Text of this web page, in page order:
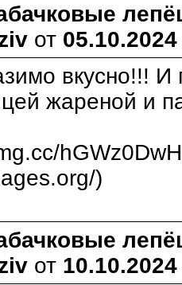
от
вкусно!!! И
жареной и
)
от